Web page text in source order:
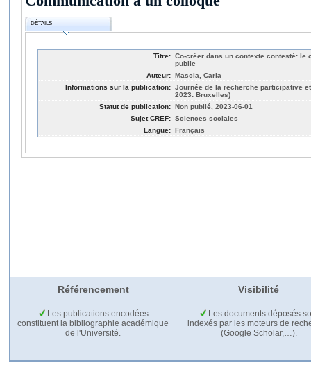
DÉTAILS
Titre: Co-créer dans un contexte contesté:
public
Auteur: Mascia, Carla
Informations sur la publication: Journée de la recherche participative
2023: Bruxelles)
Statut de publication: Non publié, 2023-06-01
Sujet CREF: Sciences sociales
Langue: Français
Référencement Visibilité
Les publications encodées
constituent la bibliographie académique
de l'Université.
Les documents déposés
indexés par les moteurs de
(Google Scholar,…).